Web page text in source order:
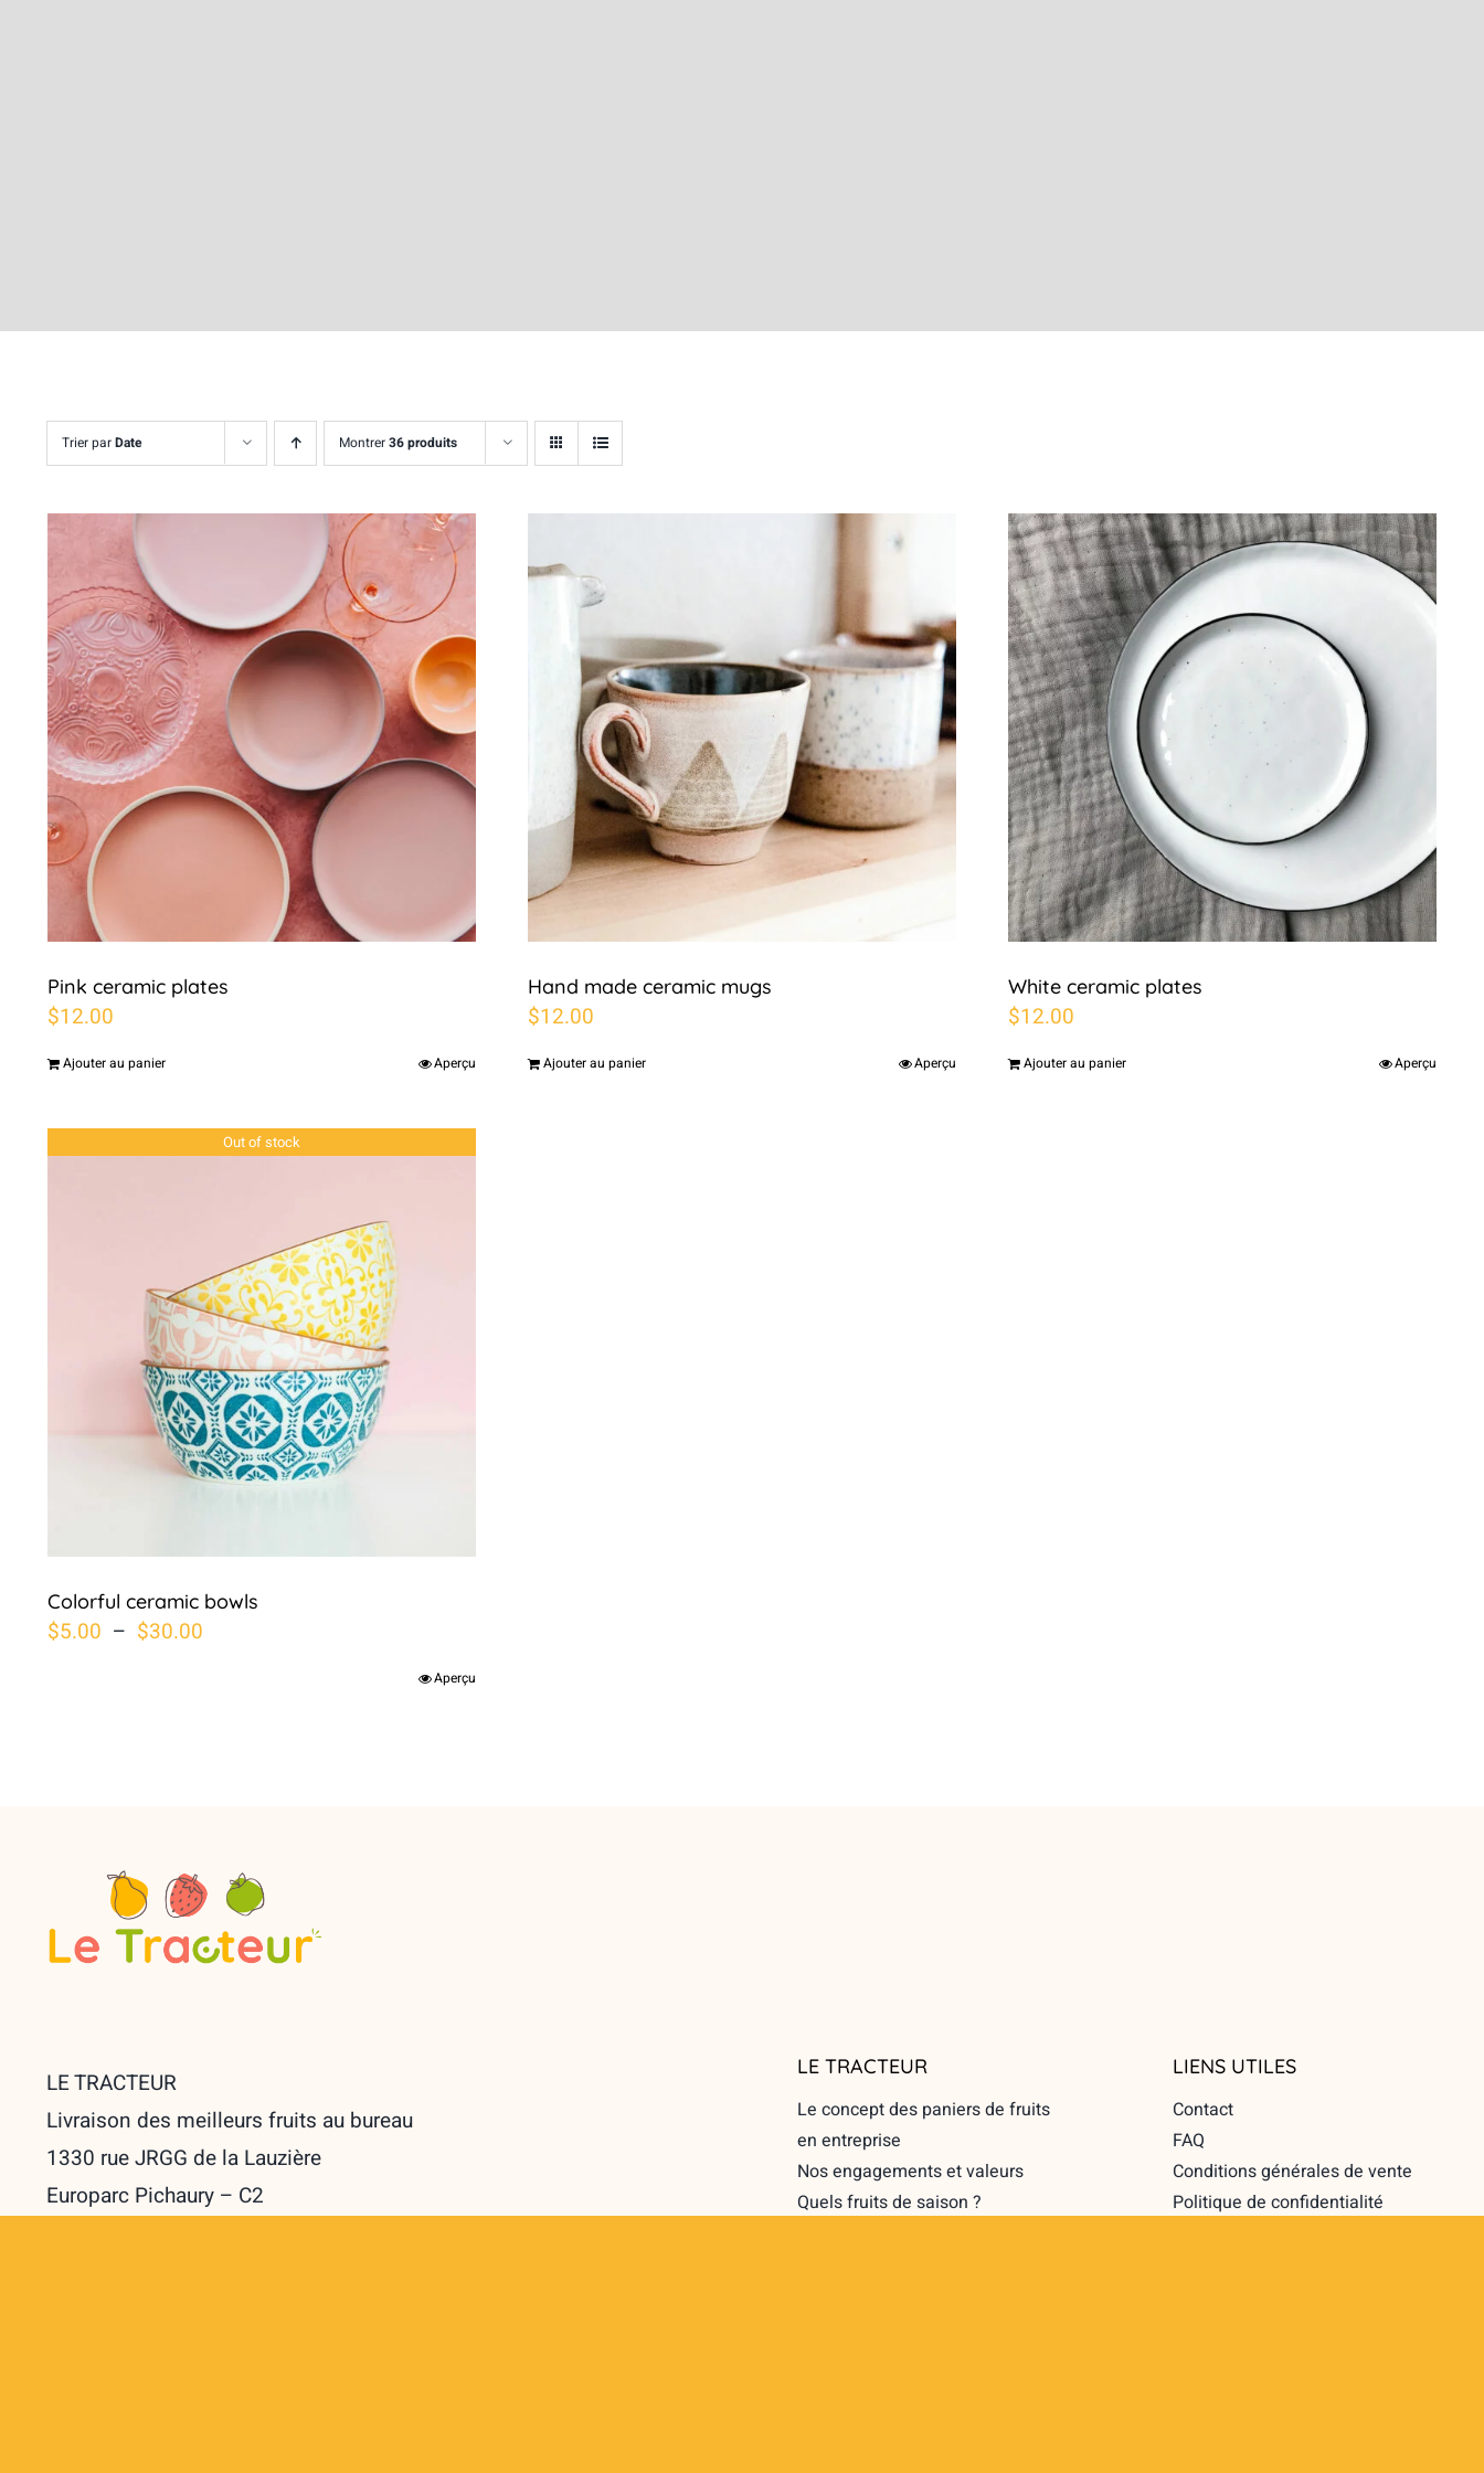
Trier parDate Montrer36 produits
Pink ceramic plates
$12.00
Ajouter au panier Aperçu
Hand made ceramic mugs
$12.00
Ajouter au panier Aperçu
White ceramic plates
$12.00
Ajouter au panier Aperçu
Out of stock
Colorful ceramic bowls
$5.00 – $30.00
Aperçu
LE TRACTEUR
Livraison des meilleurs fruits au bureau
1330 rue JRGG de la Lauzière
Europarc Pichaury – C2
LE TRACTEUR
Le concept des paniers de fruits
en entreprise
Nos engagements et valeurs
Quels fruits de saison ?
LIENS UTILES
Contact
FAQ
Conditions générales de vente
Politique de confidentialité